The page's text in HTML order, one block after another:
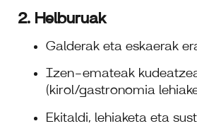
2. Helburuak
Galderak eta eskaerak
Izen-emateak
(kirol/gastronomia
Ekitaldi, lehiaketa eta